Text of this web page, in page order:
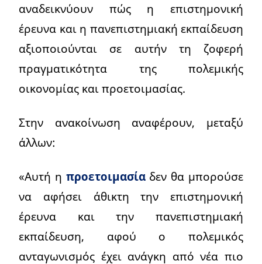
αναδεικνύουν πώς η επιστημονική
έρευνα και η πανεπιστημιακή εκπαίδευση
αξιοποιούνται σε αυτήν τη ζοφερή
πραγματικότητα της πολεμικής
οικονομίας και προετοιμασίας.
Στην ανακοίνωση αναφέρουν, μεταξύ
άλλων:
«Αυτή η προετοιμασίαδεν θα μπορούσε
να αφήσει άθικτη την επιστημονική
έρευνα και την πανεπιστημιακή
εκπαίδευση, αφού ο πολεμικός
ανταγωνισμός έχει ανάγκη από νέα πιο